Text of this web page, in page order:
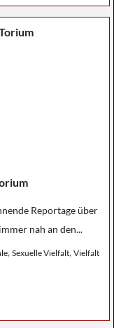
Reportage über
nah an den...
, Sexuelle Vielfalt, Vielfalt